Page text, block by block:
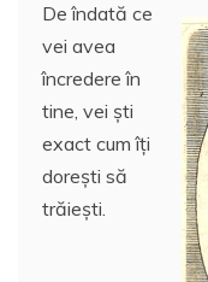
c
e
b
o
o
k
itt
er
l
De îndată ce
vei avea
încredere în
tine, vei şti
exact cum îţi
doreşti să
trăieşti.